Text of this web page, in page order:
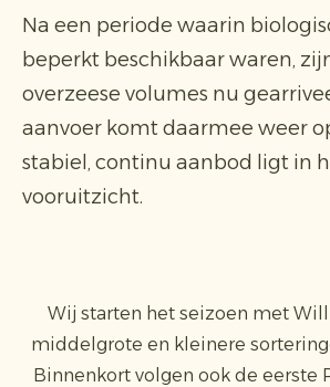
Na een periode waarin
beperkt beschikbaar waren,
overzeese volumes nu
aanvoer komt daarmee weer
stabiel, continu aanbod ligt in
vooruitzicht.
Wij starten het seizoen met
middelgrote en kleinere
Binnenkort volgen ook de eerste